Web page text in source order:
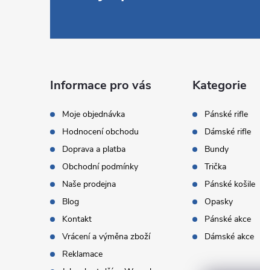
Informace pro vás
Moje objednávka
Hodnocení obchodu
Doprava a platba
Obchodní podmínky
Naše prodejna
Blog
Kontakt
Vrácení a výměna zboží
Reklamace
Kategorie
Pánské rifle
Dámské rifle
Bundy
Trička
Pánské košile
Opasky
Pánské akce
Dámské akce